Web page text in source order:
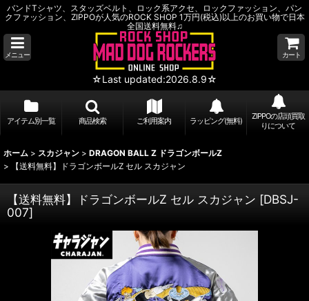
バンドTシャツ、スタッズベルト、ロック系アクセ、ロックファッション、パン
クファッション、ZIPPOが人気のROCK SHOP 1万円(税込)以上のお買い物で日本
全国送料無料♫
メニュー
☆Last updated:2026.8.9☆
カート
アイテム別一覧 商品検索 ご利用案内 ラッピング(無料)
ZIPPOの店頭買取
りについて
ホーム > スカジャン > DRAGON BALL Z ドラゴンボールZ
>
【送料無料】ドラゴンボールZ セル スカジャン
【送料無料】ドラゴンボールZ セル スカジャン [DBSJ-
007]